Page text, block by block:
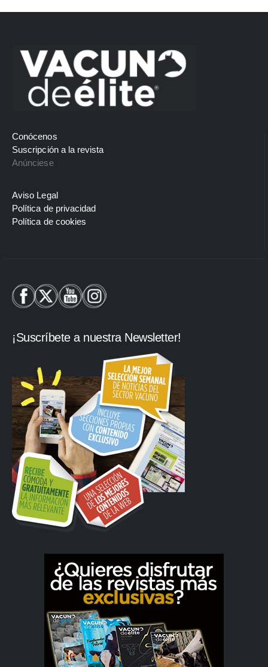
Conócenos
Suscripción a la revista
Anúnciese
Aviso Legal
Política de privacidad
Política de cookies
¡Suscríbete a nuestra Newsletter!